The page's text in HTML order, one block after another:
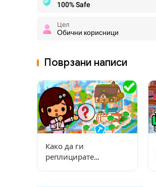
100% Safe
Цел
Обични корисници
Поврзани написи
Како да ги
реплицирате